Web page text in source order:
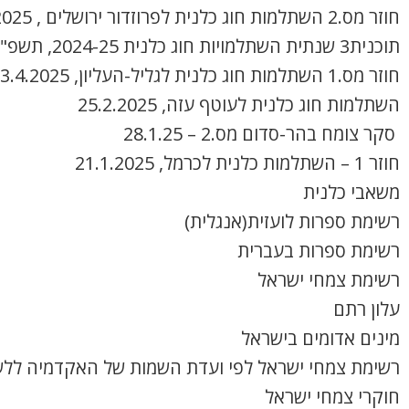
חוזר מס.2 השתלמות חוג כלנית לפרוזדור ירושלים , 8.4.2025
תוכנית3 שנתית השתלמויות חוג כלנית 2024-25, תשפ"ה
חוזר מס.1 השתלמות חוג כלנית לגליל-העליון, 3.4.2025
השתלמות חוג כלנית לעוטף עזה, 25.2.2025
סקר צומח בהר-סדום מס.2 – 28.1.25
חוזר 1 – השתלמות כלנית לכרמל, 21.1.2025
משאבי כלנית
רשימת ספרות לועזית(אנגלית)
רשימת ספרות בעברית
רשימת צמחי ישראל
עלון רתם
מינים אדומים בישראל
רשימת צמחי ישראל לפי ועדת השמות של האקדמיה
חוקרי צמחי ישראל